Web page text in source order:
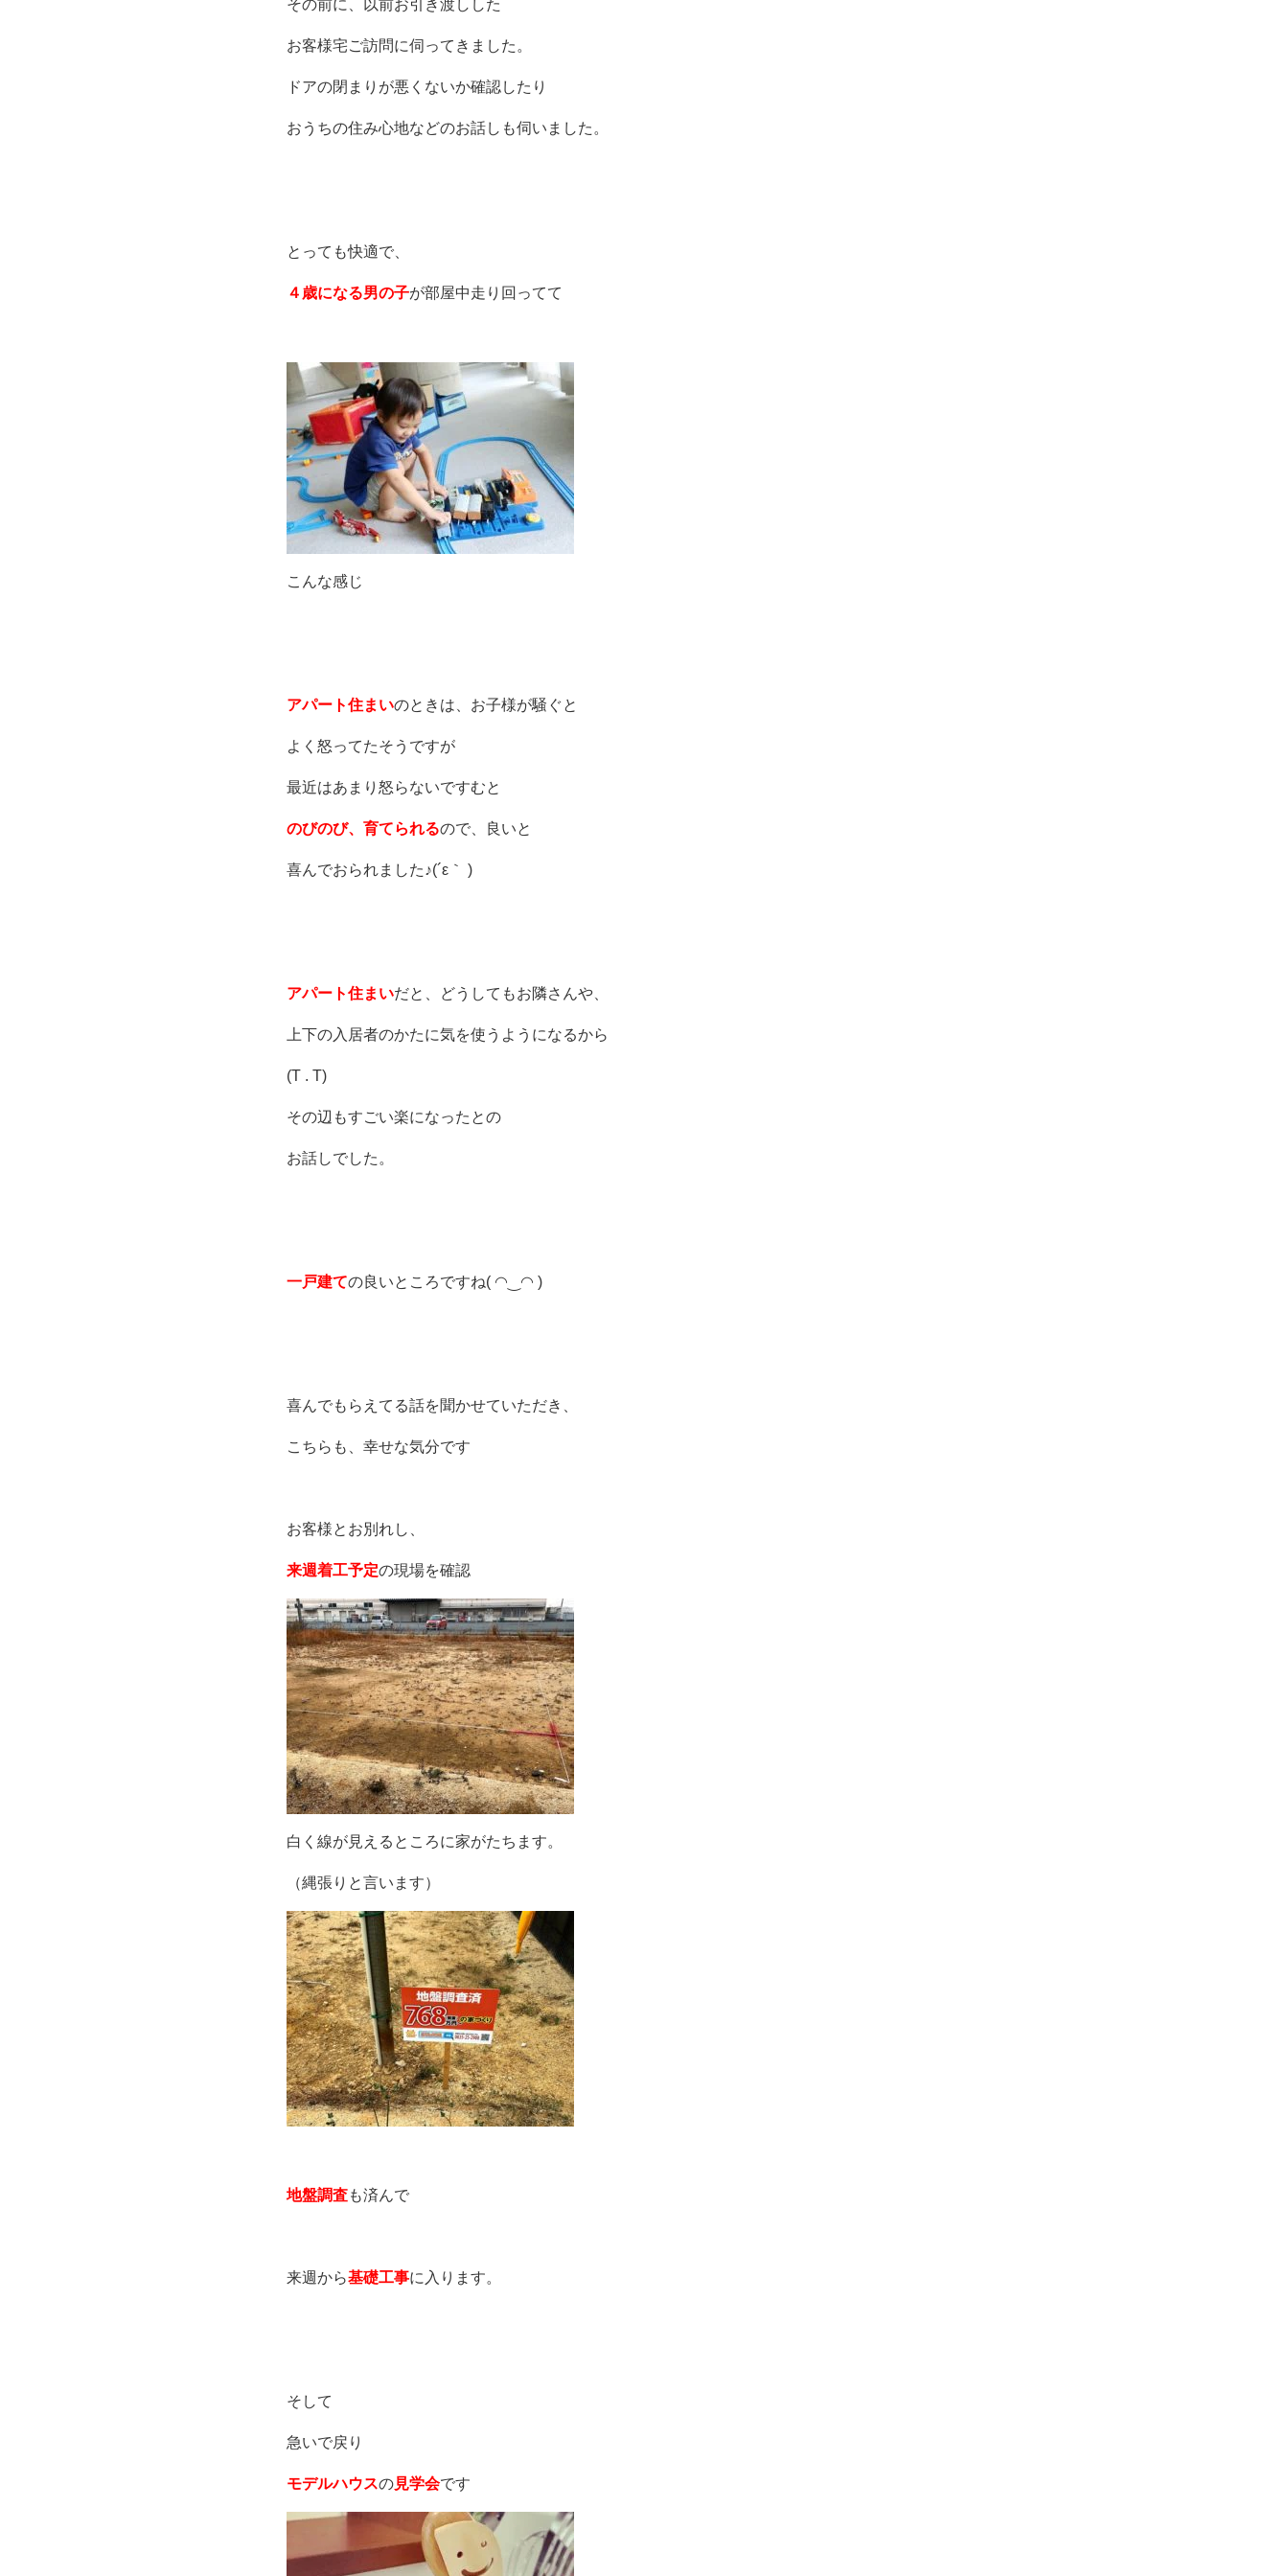
その前に、以前お引き渡しした
お客様宅ご訪問に伺ってきました。
ドアの閉まりが悪くないか確認したり
おうちの住み心地などのお話しも伺いました。
とっても快適で、
４歳になる男の子が部屋中走り回ってて
こんな感じ
アパート住まいのときは、お子様が騒ぐと
よく怒ってたそうですが
最近はあまり怒らないですむと
のびのび、育てられるので、良いと
喜んでおられました♪(´ε｀ )
アパート住まいだと、どうしてもお隣さんや、
上下の入居者のかたに気を使うようになるから
(T . T)
その辺もすごい楽になったとの
お話しでした。
一戸建ての良いところですね( ◠‿◠ )
喜んでもらえてる話を聞かせていただき、
こちらも、幸せな気分です
お客様とお別れし、
来週着工予定の現場を確認
白く線が見えるところに家がたちます。
（縄張りと言います）
地盤調査も済んで
来週から基礎工事に入ります。
そして
急いで戻り
モデルハウスの見学会です